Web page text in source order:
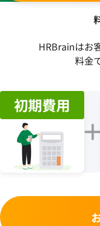
HRBrainはお
料金
初期費用